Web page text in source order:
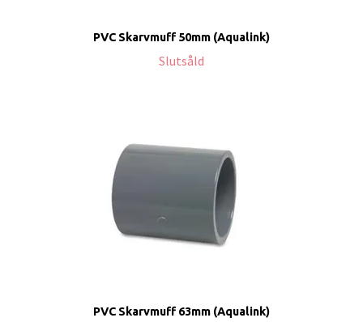
PVC Skarvmuff 50mm (Aqualink)
Slutsåld
PVC Skarvmuff 63mm (Aqualink)